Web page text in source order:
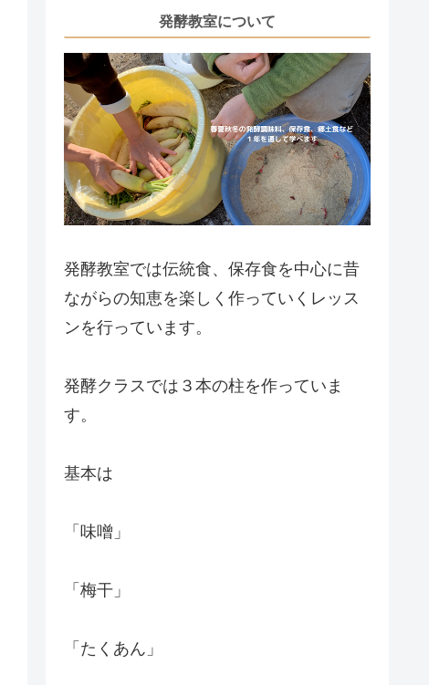
発酵教室について
発酵教室では伝統食、保存食を中心に昔
ながらの知恵を楽しく作っていくレッス
ンを行っています。
発酵クラスでは３本の柱を作っていま
す。
基本は
「味噌」
「梅干」
「たくあん」